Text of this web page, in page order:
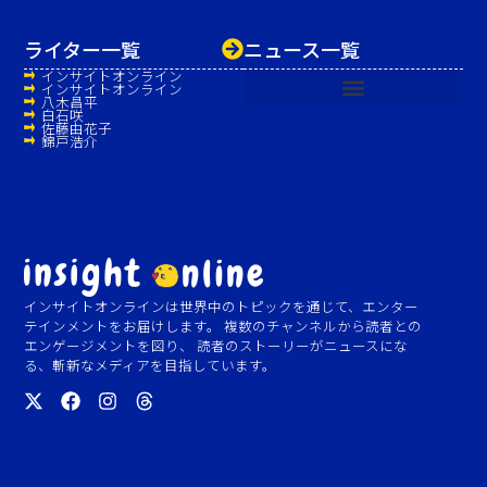
インサイトオンラインは世界中のトピックを通じて、エンター
テインメントをお届けします。 複数のチャンネルから読者との
エンゲージメントを図り、 読者のストーリーがニュースにな
る、斬新なメディアを目指しています。
ニュース一覧
ライター一覧
インサイトオンライン
インサイトオンライン
八木昌平
白石咲
佐藤由花子
錦戸浩介